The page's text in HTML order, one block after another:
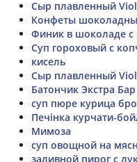
Сыр плавленный
Конфеты
Финик в шоколаде
Суп гороховый с
кисель
Сыр плавленный
Батончик Экстра
суп пюре курица
Печінка курчати-
Мимоза
суп овощной на
заливной пирог с